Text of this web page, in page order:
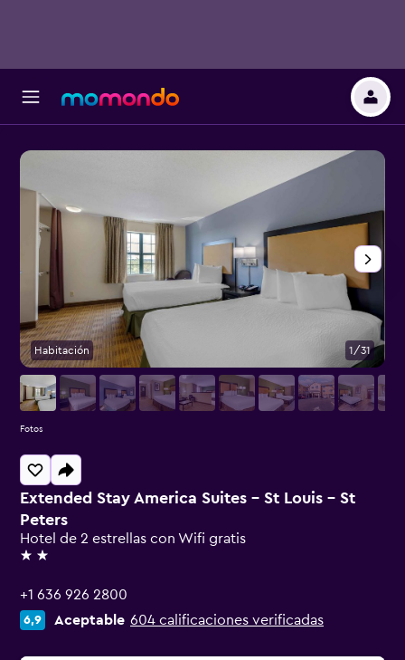
Extended Stay America Suites - St Louis - St
Peters
Hotel de 2 estrellas con Wifi gratis
2 estrellas
+1 636 926 2800
6,9 Aceptable 604 calificaciones verificadas
Habitación 1/31
Fotos